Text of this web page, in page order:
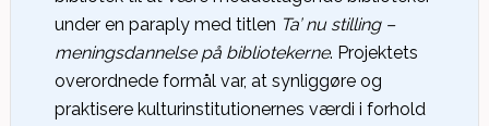
under en paraply med titlen Ta’ nu stilling –
meningsdannelse på bibliotekerne. Projektets
overordnede formål var, at synliggøre og
praktisere kulturinstitutionernes værdi i forhold